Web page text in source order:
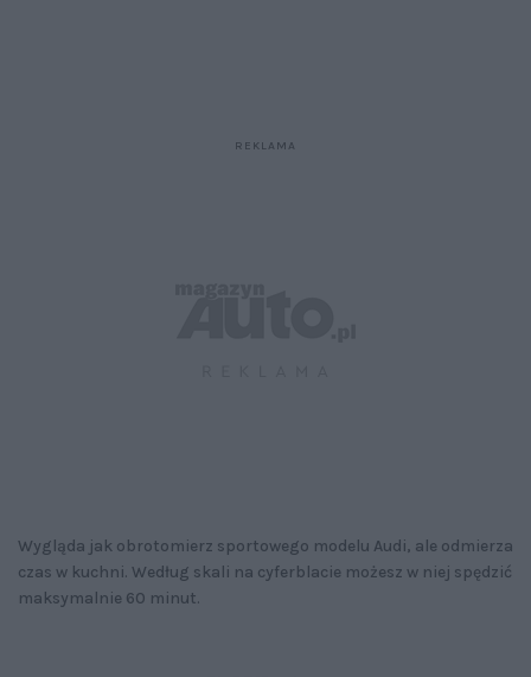
Wygląda jak obrotomierz sportowego modelu Audi, ale odmierza
czas w kuchni. Według skali na cyferblacie możesz w niej spędzić
maksymalnie 60 minut.